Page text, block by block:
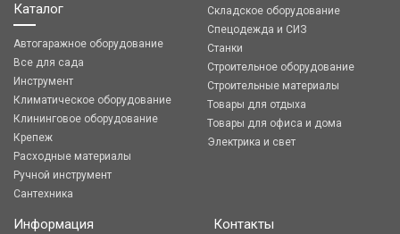
Каталог
Автогаражное оборудование
Все для сада
Инструмент
Климатическое оборудование
Клининговое оборудование
Крепеж
Расходные материалы
Ручной инструмент
Сантехника
Складское оборудование
Спецодежда и СИЗ
Станки
Строительное оборудование
Строительные материалы
Товары для отдыха
Товары для офиса и дома
Электрика и свет
Информация Контакты